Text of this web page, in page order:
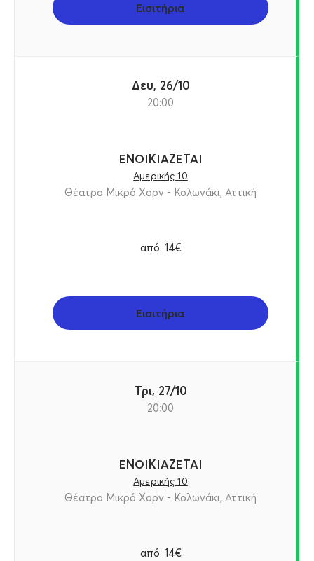
Εισιτήρια
Δευ, 26/10
20:00
ΕΝΟΙΚΙΑΖΕΤΑΙ
Αμερικής 10
Θέατρο Μικρό Χορν - Κολωνάκι, Αττική
από 14€
Εισιτήρια
Τρι, 27/10
20:00
ΕΝΟΙΚΙΑΖΕΤΑΙ
Αμερικής 10
Θέατρο Μικρό Χορν - Κολωνάκι, Αττική
από 14€